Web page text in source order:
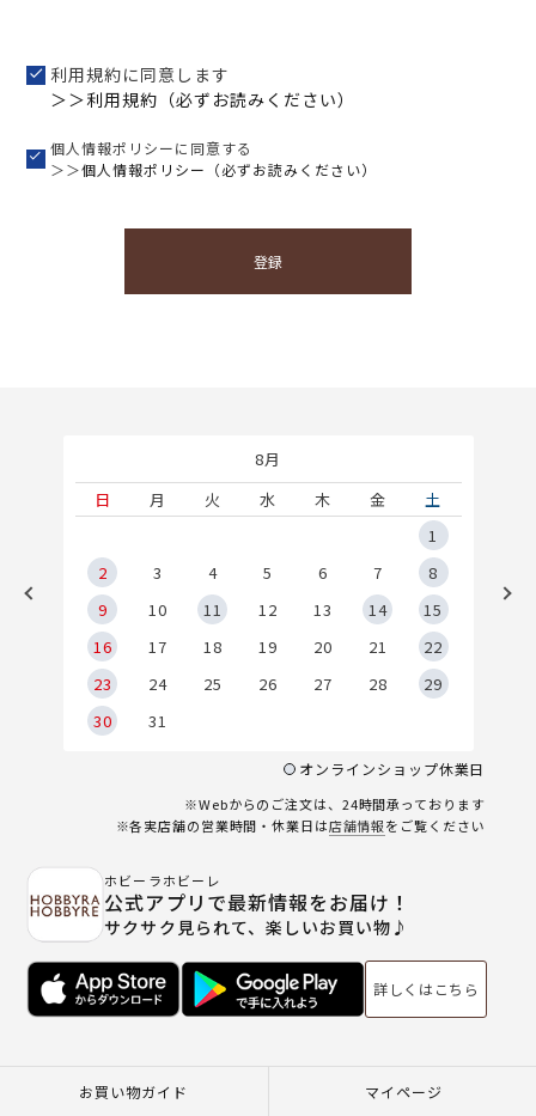
利用規約に同意します
＞＞利用規約（必ずお読みください）
個人情報ポリシーに同意する
＞＞個人情報ポリシー（必ずお読みください）
登録
8月
日
月 火 水 木 金
土
1
2
3 4 5 6 7
8
9
10 11 12 13 14
15
16
17 18 19 20 21
22
23
24 25 26 27 28
29
30
31
オンラインショップ休業日
※Webからのご注文は、24時間承っております
※各実店舗の営業時間・休業日は店舗情報をご覧ください
ホビーラホビーレ
公式アプリで最新情報をお届け！
サクサク見られて、楽しいお買い物♪
詳しくはこちら
お買い物ガイド マイページ